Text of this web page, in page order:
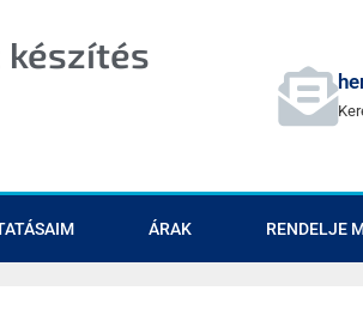
készítés
ÁRAK RENDELJE